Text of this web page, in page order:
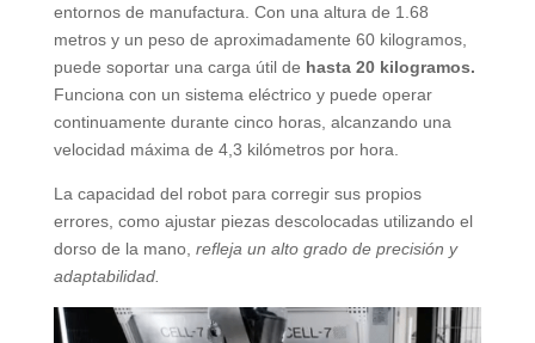
entornos de manufactura. Con una altura de 1.68
metros y un peso de aproximadamente 60 kilogramos,
puede soportar una carga útil de hasta 20 kilogramos.
Funciona con un sistema eléctrico y puede operar
continuamente durante cinco horas, alcanzando una
velocidad máxima de 4,3 kilómetros por hora.
La capacidad del robot para corregir sus propios
errores, como ajustar piezas descolocadas utilizando el
dorso de la mano, refleja un alto grado de precisión y
adaptabilidad.